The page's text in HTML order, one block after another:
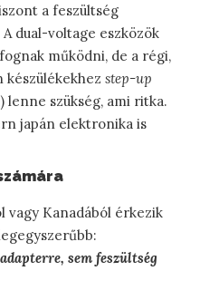
a feszültség
A dual-voltage eszközök
működni, de a régi,
készülékekhez step-up
lenne szükség, ami ritka.
japán elektronika is
vagy Kanadából érkezik
sem feszültség